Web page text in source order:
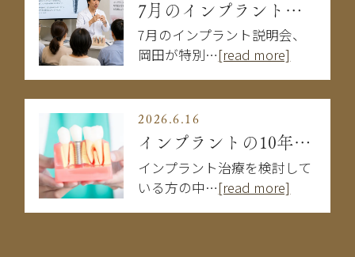
7月のインプラント説明会
7月のインプラント説明会、
岡田が特別…[read more]
2026.6.16
インプラントの10年後はどうなる？長持ちする人・しない人の違い
インプラント治療を検討して
いる方の中…[read more]